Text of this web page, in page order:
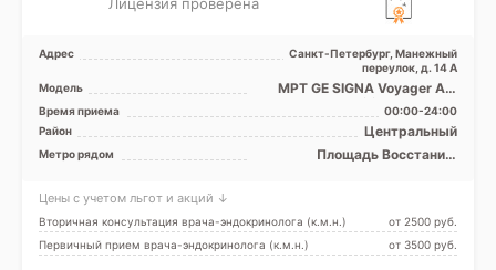
Адрес
Санкт-Петербург, Манежный
переулок, д. 14 А
Модель
МРТ GE SIGNA Voyager AIR
Edition 1.5 Tесла
полуоткрытый, КТ GE Revolut
...
Время приема
00:00-24:00
Район
Центральный
Метро рядом
Площадь Восстания,
Цены с учетом льгот и акций ↓
Вторичная консультация врача-эндокринолога (к.м.н.)
от 2500 pуб.
Первичный прием врача-эндокринолога (к.м.н.)
от 3500 pуб.